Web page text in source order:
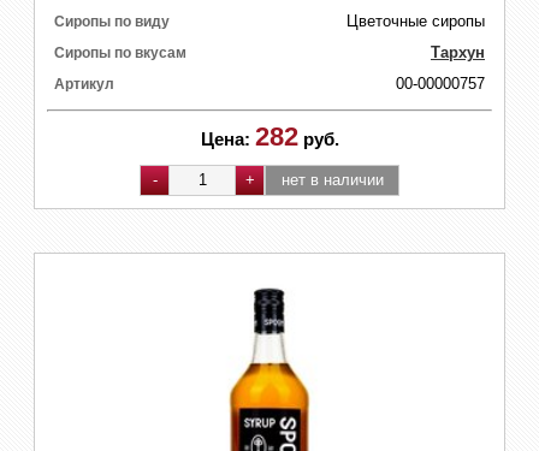
Сиропы по виду Цветочные сиропы
Сиропы по вкусам Тархун
Артикул 00-00000757
Цена: 282 руб.